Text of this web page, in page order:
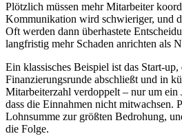
Plötzlich müssen mehr Mitarbeiter
Kommunikation wird schwieriger, und
Oft werden dann überhastete
langfristig mehr Schaden anrichten als
Ein klassisches Beispiel ist das Start-up,
Finanzierungsrunde abschließt und in
Mitarbeiterzahl verdoppelt – nur um ein
dass die Einnahmen nicht mitwachsen.
Lohnsumme zur größten Bedrohung,
die Folge.